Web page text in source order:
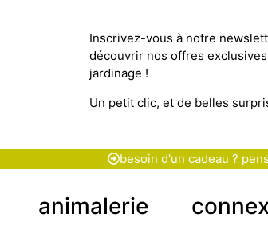
Inscrivez-vous à notre
découvrir nos offres
jardinage !
Un petit clic, et de belles
besoin d'un cadeau ?
animalerie